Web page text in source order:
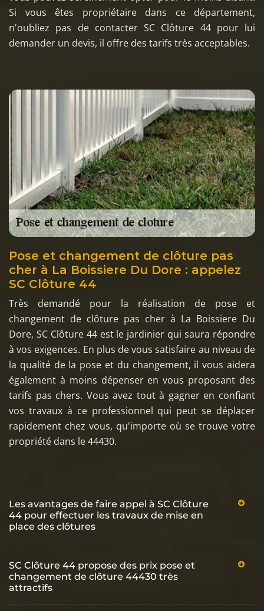
Si vous êtes propriétaire dans ce département,
n'oubliez pas de contacter SC Clôture 44 pour lui
demander un devis, il offre des tarifs très acceptables.
Pose et changement de clôture pas
cher à La Boissiere Du Dore : appelez
SC Clôture 44
Très demandé pour la réalisation de pose et
changement de clôture pas cher à La Boissiere Du
Dore, SC Clôture 44 est le jardinier qui saura répondre
à vos exigences. En plus de vous satisfaire au niveau de
la qualité de la pose et du changement, il vous aidera
également à moins dépenser en vous proposant des
tarifs pas chers. Vous avez tout à gagner en confiant
vos travaux à ce professionnel qui peut se déplacer
rapidement chez vous, qu'importe où se trouve votre
propriété dans le 44430.
Les avantages de faire appel à SC Clôture
44 pour effectuer les travaux de mise en
place des clôtures
SC Clôture 44 propose des prix pose et
changement de clôture 44430 très
attractifs